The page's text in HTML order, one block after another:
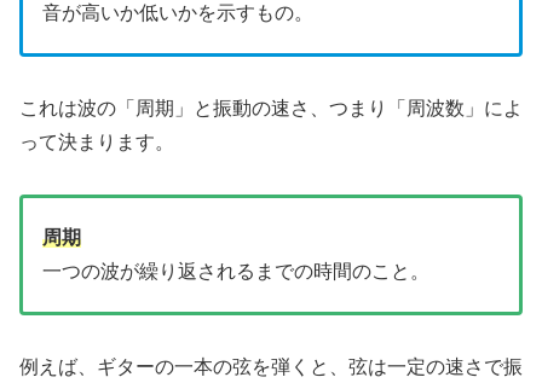
音が高いか低いかを示すもの。
これは波の「周期」と振動の速さ、つまり「周波数」によ
って決まります。
周期
一つの波が繰り返されるまでの時間のこと。
例えば、ギターの一本の弦を弾くと、弦は一定の速さで振